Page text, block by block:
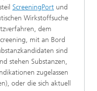
ScreeningPort und
Wirkstoffsuche
dem
mit an Bord
sind
stehen Substanzen,
zugelassen
oder die sich aktuell